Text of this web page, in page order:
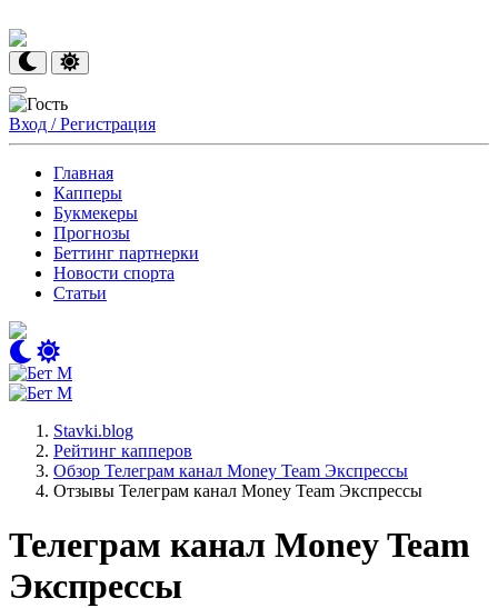
Вход / Регистрация
Главная
Капперы
Букмекеры
Прогнозы
Беттинг партнерки
Новости спорта
Статьи
Stavki.blog
Рейтинг капперов
Обзор Телеграм канал Money Team Экспрессы
Отзывы Телеграм канал Money Team Экспрессы
Телеграм канал Money Team
Экспрессы